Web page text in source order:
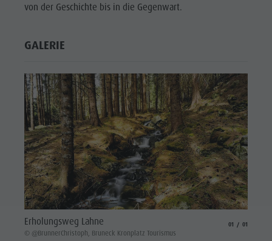
von der Geschichte bis in die Gegenwart.
GALERIE
Erholungsweg Lahne
© @BrunnerChristoph, Bruneck Kronplatz Tourismus
01 01